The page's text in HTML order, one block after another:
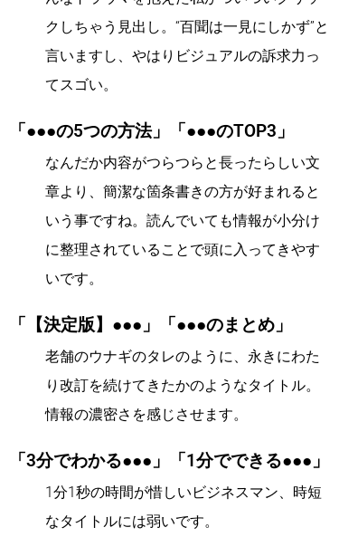
クしちゃう見出し。“百聞は一見にしかず”と
言いますし、やはりビジュアルの訴求力っ
てスゴい。
「●●●の5つの方法」「●●●のTOP3」
なんだか内容がつらつらと長ったらしい文
章より、簡潔な箇条書きの方が好まれると
いう事ですね。読んでいても情報が小分け
に整理されていることで頭に入ってきやす
いです。
「【決定版】●●●」「●●●のまとめ」
老舗のウナギのタレのように、永きにわた
り改訂を続けてきたかのようなタイトル。
情報の濃密さを感じさせます。
「3分でわかる●●●」「1分でできる●●●」
1分1秒の時間が惜しいビジネスマン、時短
なタイトルには弱いです。